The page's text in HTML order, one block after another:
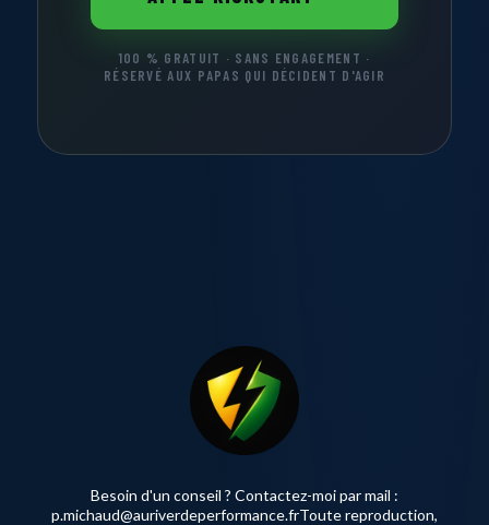
100 % GRATUIT · SANS ENGAGEMENT ·
RÉSERVÉ AUX PAPAS QUI DÉCIDENT D'AGIR
Besoin d'un conseil ? Contactez-moi par mail :
p.michaud@auriverdeperformance.frToutereproduction,